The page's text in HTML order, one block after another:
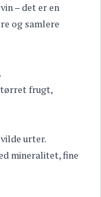
– det er en
og samlere
tørret frugt,
urter.
mineralitet, fine